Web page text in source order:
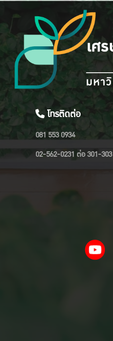
โทรติดต่อ
081 553 0934
02-562-0231 ต่อ 301-303